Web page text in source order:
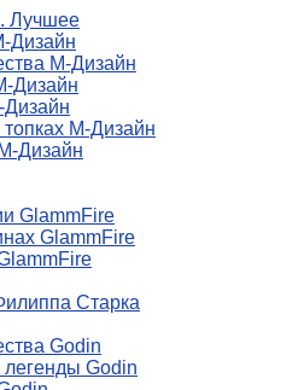
Лучшее
Дизайн
М-Дизайн
Дизайн
М-Дизайн
Дизайн
GlammFire
GlammFire
Старка
Godin
легенды Godin